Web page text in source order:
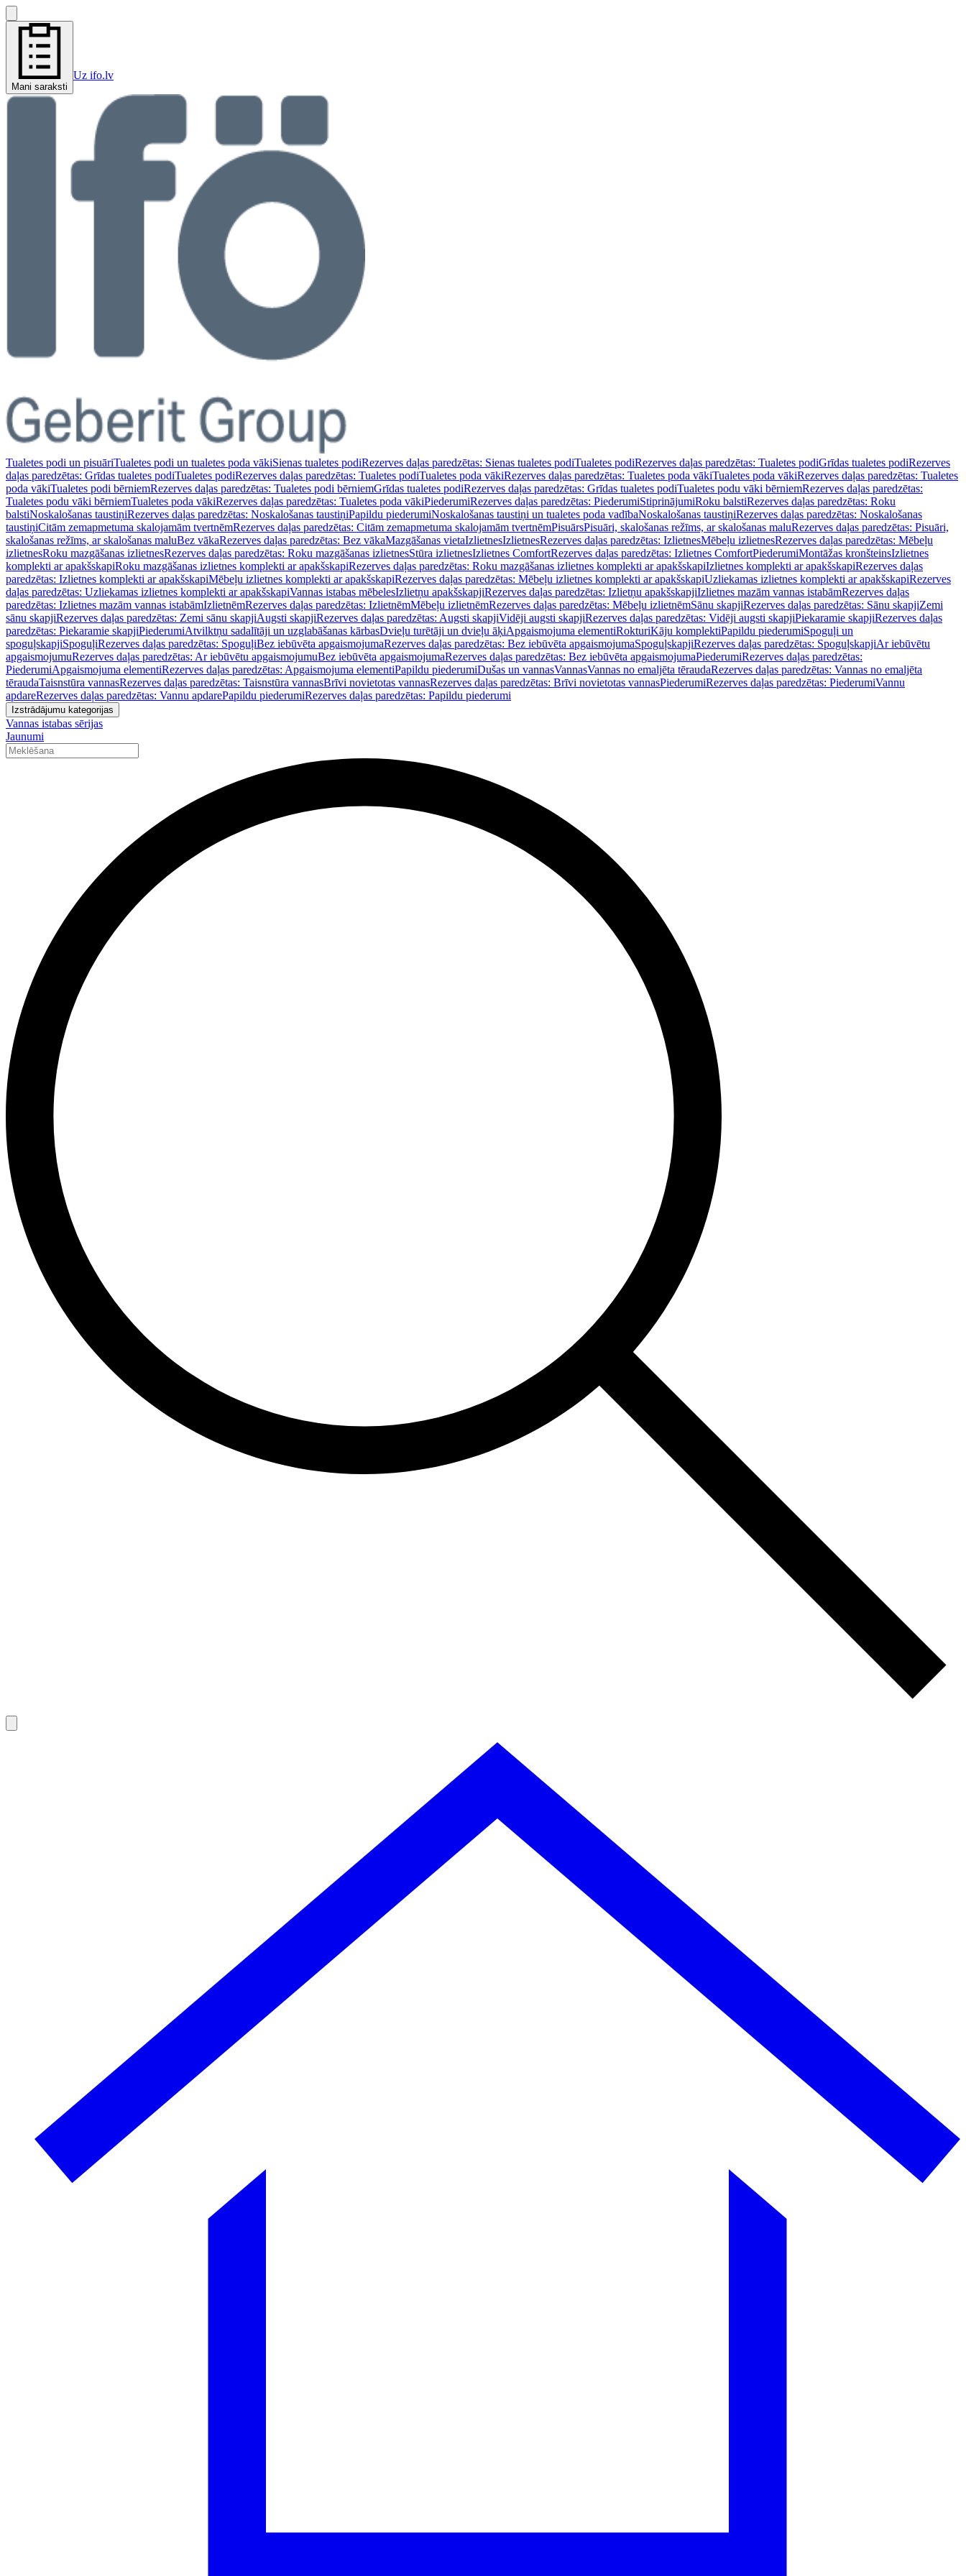
Mani saraksti
Uz ifo.lv
Tualetes podi un pisuāriTualetes podi un tualetes poda vākiSienas tualetes podiRezerves daļas paredzētas: Sienas tualetes podiTualetes podiRezerves daļas paredzētas: Tualetes podiGrīdas tualetes podiRezerves
daļas paredzētas: Grīdas tualetes podiTualetes podiRezerves daļas paredzētas: Tualetes podiTualetes poda vākiRezerves daļas paredzētas: Tualetes poda vākiTualetes poda vākiRezerves daļas paredzētas: Tualetes
poda vākiTualetes podi bērniemRezerves daļas paredzētas: Tualetes podi bērniemGrīdas tualetes podiRezerves daļas paredzētas: Grīdas tualetes podiTualetes podu vāki bērniemRezerves daļas paredzētas:
Tualetes podu vāki bērniemTualetes poda vākiRezerves daļas paredzētas: Tualetes poda vākiPiederumiRezerves daļas paredzētas: PiederumiStiprinājumiRoku balstiRezerves daļas paredzētas: Roku
balstiNoskalošanas taustiņiRezerves daļas paredzētas: Noskalošanas taustiņiPapildu piederumiNoskalošanas taustiņi un tualetes poda vadībaNoskalošanas taustiņiRezerves daļas paredzētas: Noskalošanas
taustiņiCitām zemapmetuma skalojamām tvertnēmRezerves daļas paredzētas: Citām zemapmetuma skalojamām tvertnēmPisuārsPisuāri, skalošanas režīms, ar skalošanas maluRezerves daļas paredzētas: Pisuāri,
skalošanas režīms, ar skalošanas maluBez vākaRezerves daļas paredzētas: Bez vākaMazgāšanas vietaIzlietnesIzlietnesRezerves daļas paredzētas: IzlietnesMēbeļu izlietnesRezerves daļas paredzētas: Mēbeļu
izlietnesRoku mazgāšanas izlietnesRezerves daļas paredzētas: Roku mazgāšanas izlietnesStūra izlietnesIzlietnes ComfortRezerves daļas paredzētas: Izlietnes ComfortPiederumiMontāžas kronšteinsIzlietnes
komplekti ar apakšskapiRoku mazgāšanas izlietnes komplekti ar apakšskapiRezerves daļas paredzētas: Roku mazgāšanas izlietnes komplekti ar apakšskapiIzlietnes komplekti ar apakšskapiRezerves daļas
paredzētas: Izlietnes komplekti ar apakšskapiMēbeļu izlietnes komplekti ar apakšskapiRezerves daļas paredzētas: Mēbeļu izlietnes komplekti ar apakšskapiUzliekamas izlietnes komplekti ar apakšskapiRezerves
daļas paredzētas: Uzliekamas izlietnes komplekti ar apakšskapiVannas istabas mēbelesIzlietņu apakšskapjiRezerves daļas paredzētas: Izlietņu apakšskapjiIzlietnes mazām vannas istabāmRezerves daļas
paredzētas: Izlietnes mazām vannas istabāmIzlietnēmRezerves daļas paredzētas: IzlietnēmMēbeļu izlietnēmRezerves daļas paredzētas: Mēbeļu izlietnēmSānu skapjiRezerves daļas paredzētas: Sānu skapjiZemi
sānu skapjiRezerves daļas paredzētas: Zemi sānu skapjiAugsti skapjiRezerves daļas paredzētas: Augsti skapjiVidēji augsti skapjiRezerves daļas paredzētas: Vidēji augsti skapjiPiekaramie skapjiRezerves daļas
paredzētas: Piekaramie skapjiPiederumiAtvilktņu sadalītāji un uzglabāšanas kārbasDvieļu turētāji un dvieļu āķiApgaismojuma elementiRokturiKāju komplektiPapildu piederumiSpoguļi un
spoguļskapjiSpoguļiRezerves daļas paredzētas: SpoguļiBez iebūvēta apgaismojumaRezerves daļas paredzētas: Bez iebūvēta apgaismojumaSpoguļskapjiRezerves daļas paredzētas: SpoguļskapjiAr iebūvētu
apgaismojumuRezerves daļas paredzētas: Ar iebūvētu apgaismojumuBez iebūvēta apgaismojumaRezerves daļas paredzētas: Bez iebūvēta apgaismojumaPiederumiRezerves daļas paredzētas:
PiederumiApgaismojuma elementiRezerves daļas paredzētas: Apgaismojuma elementiPapildu piederumiDušas un vannasVannasVannas no emaljēta tēraudaRezerves daļas paredzētas: Vannas no emaljēta
tēraudaTaisnstūra vannasRezerves daļas paredzētas: Taisnstūra vannasBrīvi novietotas vannasRezerves daļas paredzētas: Brīvi novietotas vannasPiederumiRezerves daļas paredzētas: PiederumiVannu
apdareRezerves daļas paredzētas: Vannu apdarePapildu piederumiRezerves daļas paredzētas: Papildu piederumi
Izstrādājumu kategorijas
Vannas istabas sērijas
Jaunumi